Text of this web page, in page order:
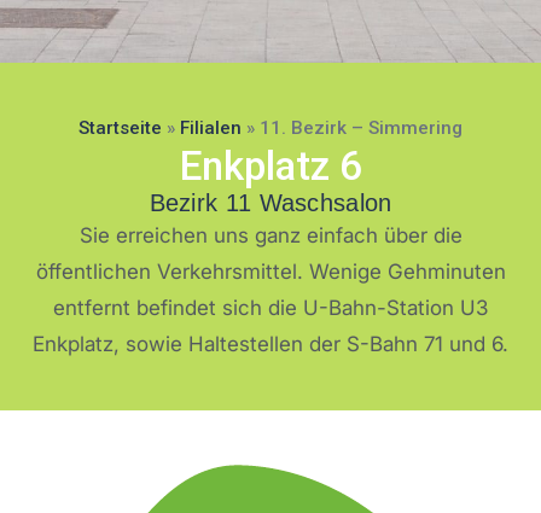
Bezirk 11 |
Simmering
Startseite » Filialen » 11. Bezirk – Simmering
Enkplatz 6
Bezirk 11 Waschsalon
Sie erreichen uns ganz einfach über die
öffentlichen Verkehrsmittel. Wenige Gehminuten
entfernt befindet sich die U-Bahn-Station U3
Enkplatz, sowie Haltestellen der S-Bahn 71 und 6.